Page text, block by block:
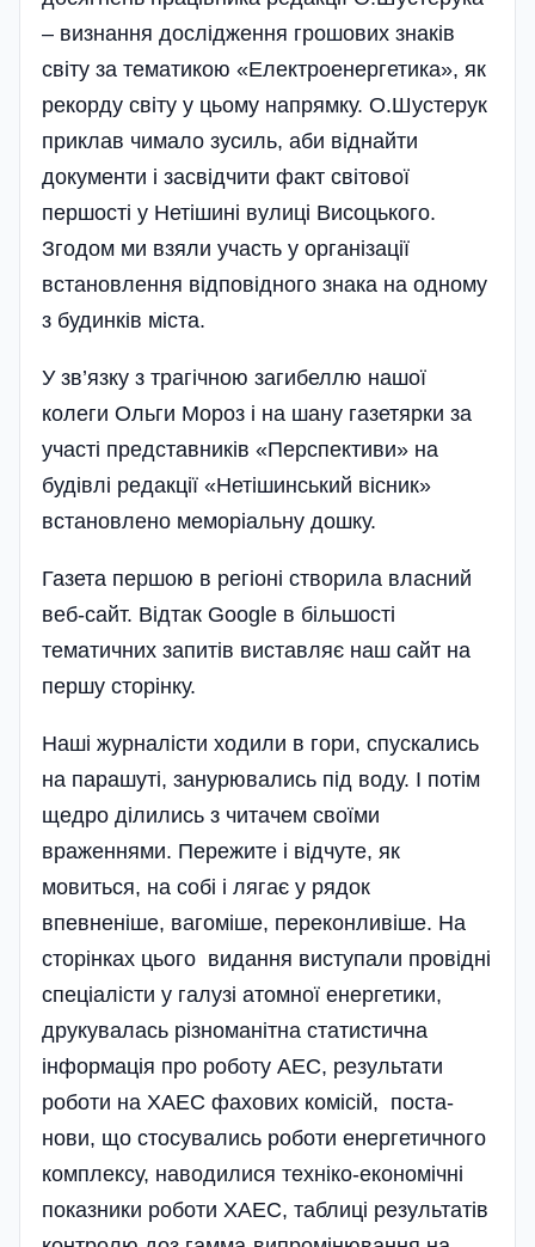
– визнання дослі­дження грошових знаків
світу за тематикою «Електроенергетика», як
рекорду світу у цьому напрямку. О.Шустерук
приклав чимало зусиль, аби віднайти
документи і засвідчити факт світової
першості у Нетішині вулиці Висоцького.
Згодом ми взяли участь у організації
встановлення відповідного знака на одному
з будинків міста.
У зв’язку з трагічною загибеллю нашої
колеги Ольги Мороз і на шану газетярки за
участі представників «Перспективи» на
будівлі редакції «Нетішинський вісник»
встановлено меморіальну дошку.
Газета першою в регіоні створила вла­сний
веб-сайт. Відтак Google в більшості
тематичних запитів виставляє наш сайт на
першу сторінку.
Наші журналісти ходили в гори, спус­кались
на парашуті, занурювались під воду. І потім
щедро ділились з читачем своїми
враженнями. Пережите і відчуте, як
мовиться, на собі і лягає у рядок
впевненіше, вагоміше, переконливіше. На
сторінках цього видання виступали провідні
спеціалісти у галузі атомної енергетики,
друкувалась різноманітна ста­тис­тична
інформація про роботу АЕС, резу­льтати
роботи на ХАЕС фахових комісій, поста­
нови, що стосувались роботи енергетичного
комплексу, наводилися техніко-економічні
показники роботи ХАЕС, таблиці резуль­татів